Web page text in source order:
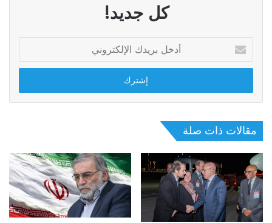
كل جديد!
بريدك
الإلكتروني
مقالات ذات صلة